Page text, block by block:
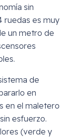
sin
ruedas es muy
un metro de
de
en
en el maletero
esfuerzo.
(verde y